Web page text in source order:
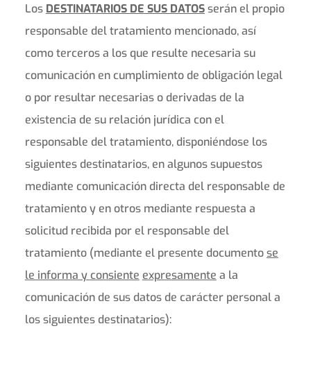
Los DESTINATARIOS DE SUS DATOSserán el propio
responsable del tratamiento mencionado, así
como terceros a los que resulte necesaria su
comunicación en cumplimiento de obligación legal
o por resultar necesarias o derivadas de la
existencia de su relación jurídica con el
responsable del tratamiento, disponiéndose los
siguientes destinatarios, en algunos supuestos
mediante comunicación directa del responsable de
tratamiento y en otros mediante respuesta a
solicitud recibida por el responsable del
tratamiento (mediante el presente documentose
le informa y consiente expresamente a la
comunicación de sus datos de carácter personal a
los siguientes destinatarios):